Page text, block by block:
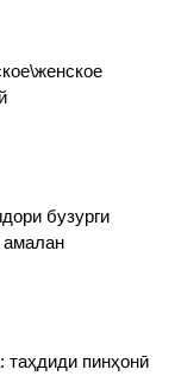
бузурги
амалан
таҳдиди пинҳонӣ